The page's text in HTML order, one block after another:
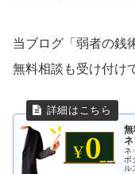
当ブログ「弱者の銭
無料相談も受け付け
ネ
ネ
ボ
ル